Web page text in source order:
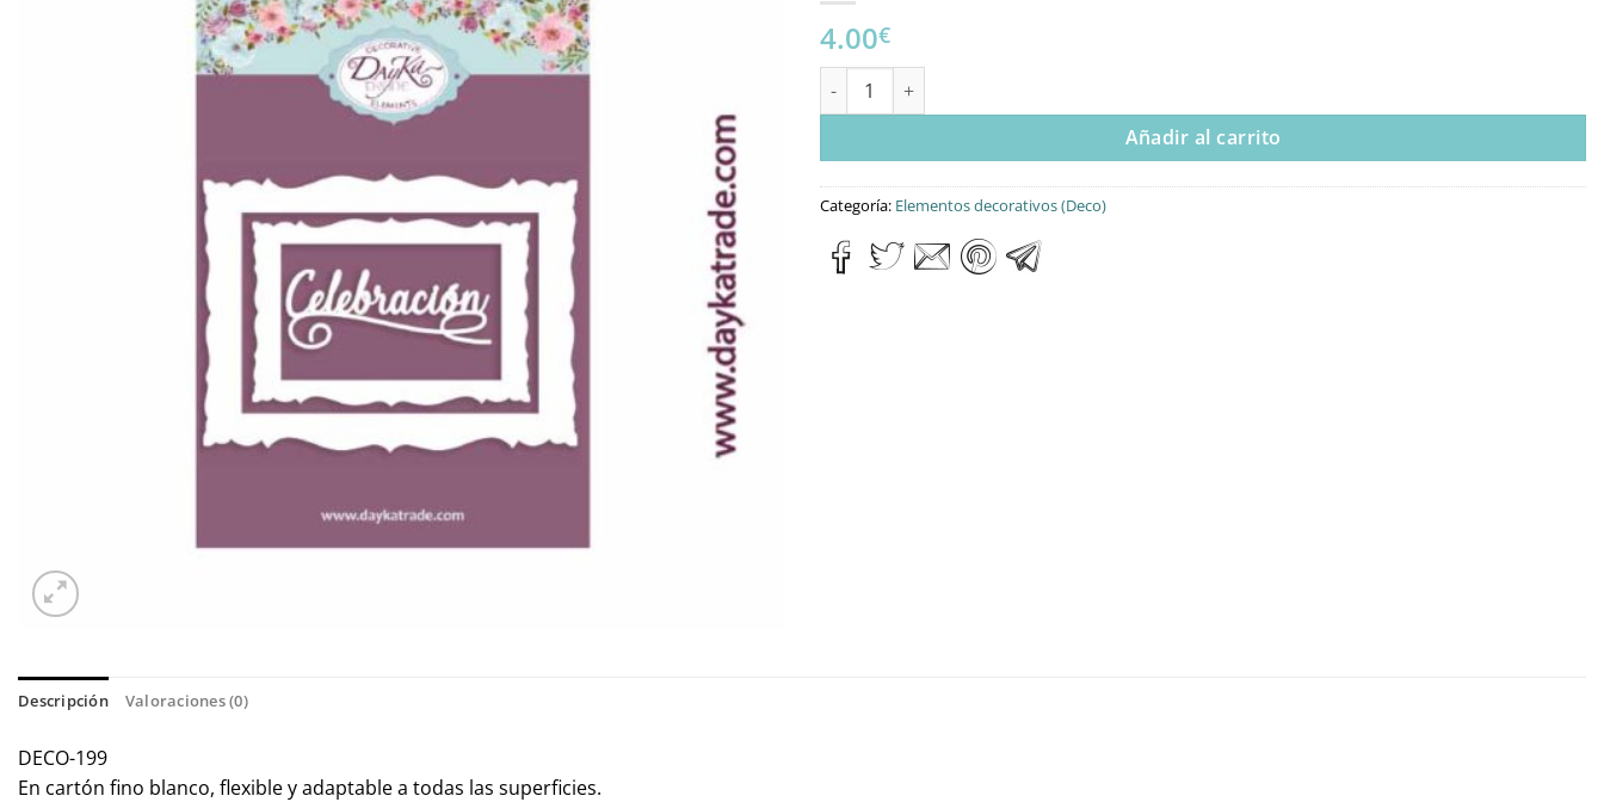
4.00€
“MARCO CELEBRACIÓN” cantidad
Añadir al carrito
Categoría: Elementos decorativos (Deco)
Descripción Valoraciones (0)
DECO-199
En cartón fino blanco, flexible y adaptable a todas las superficies.